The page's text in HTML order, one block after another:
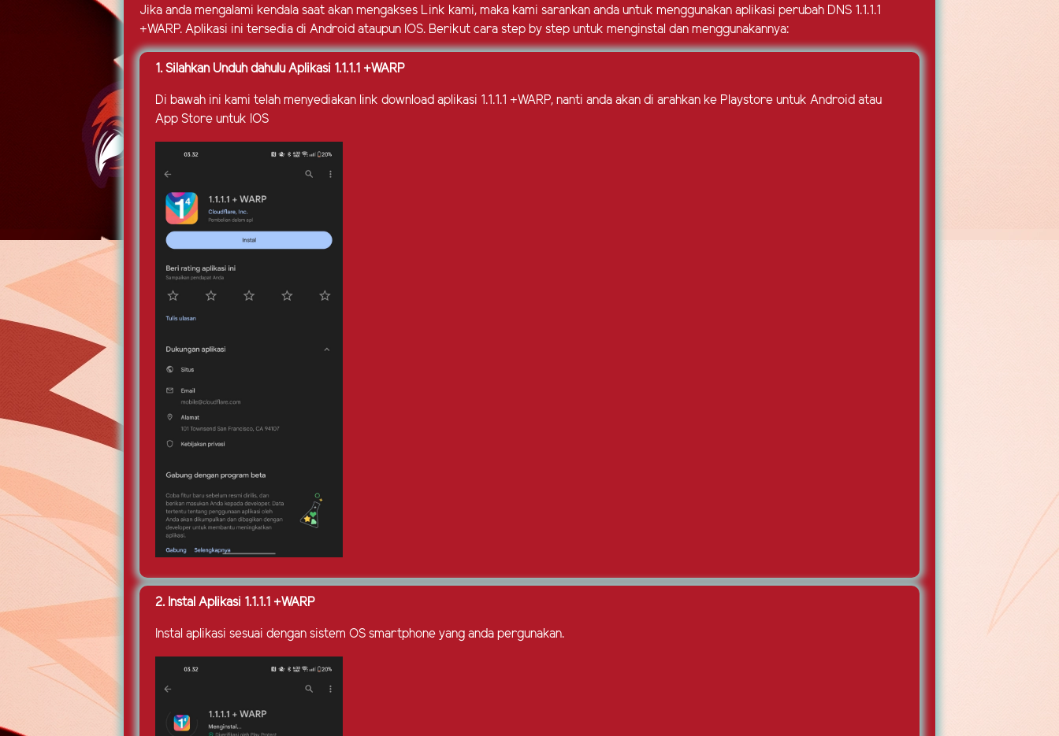
Jika anda mengalami kendala saat akan mengakses Link kami, maka kami sarankan anda untuk menggunakan aplikasi perubah DNS 1.1.1.1
+WARP. Aplikasi ini tersedia di Android ataupun IOS. Berikut cara step by step untuk menginstal dan menggunakannya:
1. Silahkan Unduh dahulu Aplikasi 1.1.1.1 +WARP
Di bawah ini kami telah menyediakan link download aplikasi 1.1.1.1 +WARP, nanti anda akan di arahkan ke Playstore untuk Android atau
App Store untuk IOS
2. Instal Aplikasi 1.1.1.1 +WARP
Instal aplikasi sesuai dengan sistem OS smartphone yang anda pergunakan.